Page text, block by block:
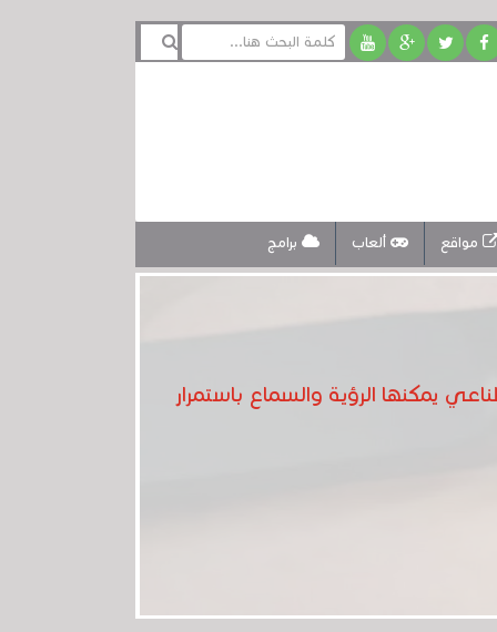
مواقع ألعاب برامج
يمكنها الرؤية والسماع باستمرار